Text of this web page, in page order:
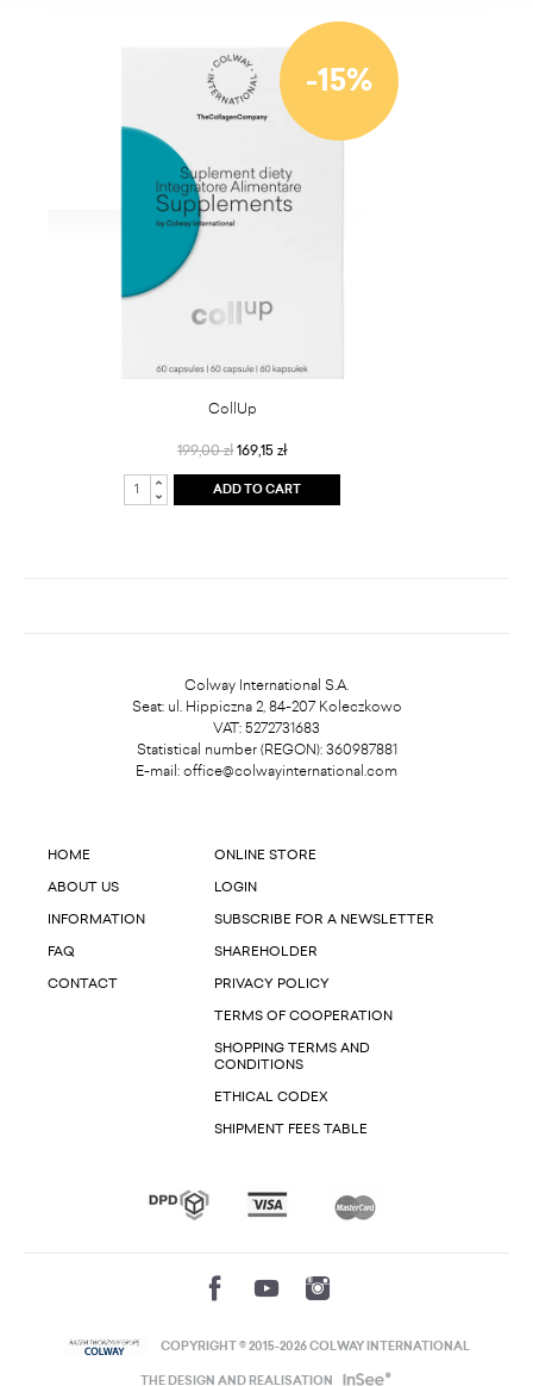
-15%
CollUp
199,00 zł 169,15 zł
ADD TO CART
Colway International S.A.
Seat: ul. Hippiczna 2, 84-207 Koleczkowo
VAT: 5272731683
Statistical number (REGON): 360987881
E-mail: office@colwayinternational.com
HOME
ABOUT US
INFORMATION
FAQ
CONTACT
ONLINE STORE
LOGIN
SUBSCRIBE FOR A NEWSLETTER
SHAREHOLDER
PRIVACY POLICY
TERMS OF COOPERATION
SHOPPING TERMS AND
CONDITIONS
ETHICAL CODEX
SHIPMENT FEES TABLE
COPYRIGHT © 2015-2026 COLWAY INTERNATIONAL
THE DESIGN AND REALISATION